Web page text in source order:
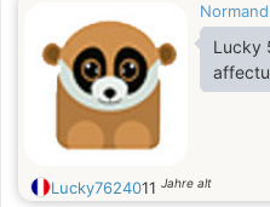
Lucky
Lucky7624011 Jahre alt